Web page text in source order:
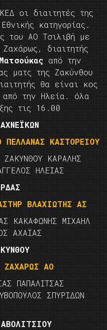
οι διαιτητές της
κατηγορίας.
του ΑΟ Τσιλιβή με
διαιτητής
από την
ματς της Ζακύνθου
θα είναι κος
από την Ηλεία. όλα
τις 16.00
ΠΕΛΛΑΝΑΣ ΚΑΣΤΟΡΕΙΟΥ
ΚΑΡΑΛΗΣ
ΗΛΕΙΑΣ
ΒΛΑΧΙΩΤΗΣ ΑΣ
ΚΑΚΑΦΩΝΗΣ ΜΙΧΑΗΛ
ΑΧΑΪΑΣ
ΖΑΧΑΡΩΣ ΑΟ
ΠΑΠΑΛΙΤΣΑΣ
ΣΠΥΡΙΔΩΝ